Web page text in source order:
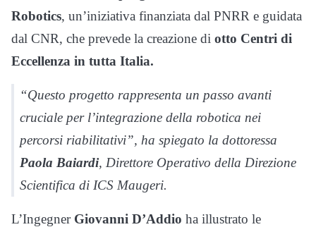
Robotics, un’iniziativa finanziata dal PNRR e guidata
dal CNR, che prevede la creazione di otto Centri di
Eccellenza in tutta Italia.
“Questo progetto rappresenta un passo avanti
cruciale per l’integrazione della robotica nei
percorsi riabilitativi”, ha spiegato la dottoressa
Paola Baiardi, Direttore Operativo della Direzione
Scientifica di ICS Maugeri.
L’Ingegner Giovanni D’Addio ha illustrato le